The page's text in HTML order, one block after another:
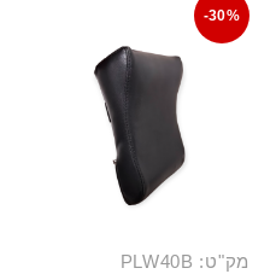
-30%
מק"ט: PLW40B